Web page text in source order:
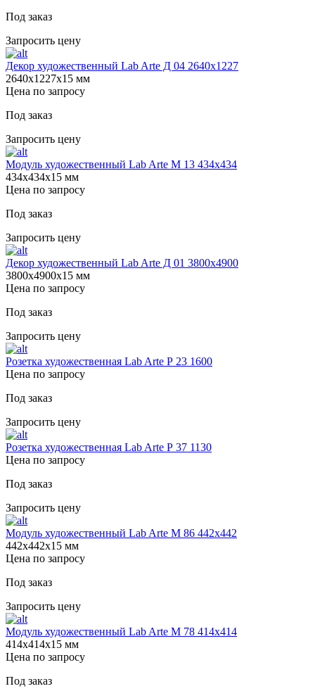
Под заказ
Запросить цену
Декор художественный Lab Arte Д 04 2640х1227
2640х1227х15 мм
Цена по запросу
Под заказ
Запросить цену
Модуль художественный Lab Arte М 13 434х434
434х434х15 мм
Цена по запросу
Под заказ
Запросить цену
Декор художественный Lab Arte Д 01 3800х4900
3800х4900х15 мм
Цена по запросу
Под заказ
Запросить цену
Розетка художественная Lab Arte Р 23 1600
Цена по запросу
Под заказ
Запросить цену
Розетка художественная Lab Arte Р 37 1130
Цена по запросу
Под заказ
Запросить цену
Модуль художественный Lab Arte М 86 442х442
442х442х15 мм
Цена по запросу
Под заказ
Запросить цену
Модуль художественный Lab Arte М 78 414х414
414х414х15 мм
Цена по запросу
Под заказ